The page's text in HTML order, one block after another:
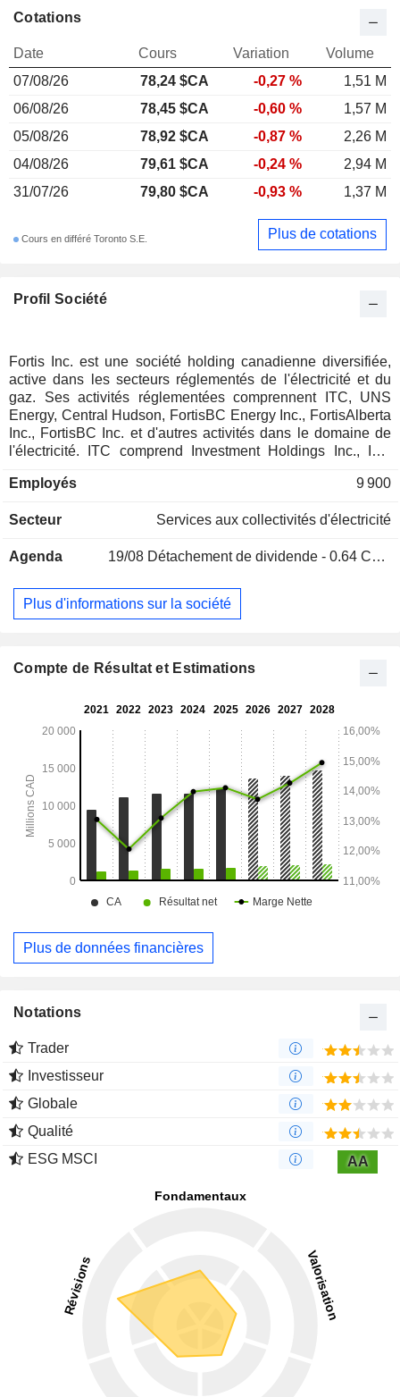
Profil Société
Fortis Inc. est une société holding canadienne diversifiée,
active dans les secteurs réglementés de l'électricité et du
gaz. Ses activités réglementées comprennent ITC, UNS
Energy, Central Hudson, FortisBC Energy Inc., FortisAlberta
Inc., FortisBC Inc. et d'autres activités dans le domaine de
l'électricité. ITC comprend Investment Holdings Inc., ITC
ses filiales d'exploitation réglementées, qui comprennent
Transmission Company, LLC, ITC Midwest LLC et ITC Great
Corporation, qui regroupe principalement Tucson Electric
Central Hudson comprend CH Energy Group, Inc., qui
regroupe principalement Central Hudson Gas & Electric
savoir : Newfoundland Power Inc., Maritime Electric
Employés 9 900
Secteur Services aux collectivités d'électricité
Agenda 19/08 Détachement de dividende - 0.64 CAD
Plus d'informations sur la société
Cotations
Date Cours Variation
Volume
07/08/26
78,24 $CA -0,27 %
1,51 M
06/08/26
78,45 $CA -0,60 %
1,57 M
05/08/26
78,92 $CA -0,87 %
2,26 M
04/08/26
79,61 $CA -0,24 %
2,94 M
31/07/26
79,80 $CA -0,93 % 1,37 M
Cours en différé Toronto S.E. Plus de cotations
Compte de Résultat et Estimations
Plus de données financières
Notations
Trader
Investisseur
Globale
Qualité
ESG MSCI
AA